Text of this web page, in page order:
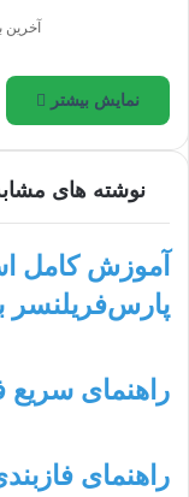
آخرین به
نمایش بیشتر
نوشته های
آموزش کامل
پارس‌فریلنسر
راهنمای سریع
راهنمای